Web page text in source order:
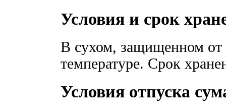
Условия и срок
В сухом, защищенном от
температуре. Срок
Условия отпуска